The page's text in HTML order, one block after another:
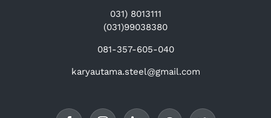
031) 8013111
(031)99038380
081-357-605-040
karyautama.steel@gmail.com